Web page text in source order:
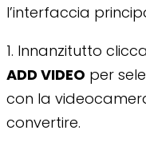
l’interfaccia
1. Innanzitutto
ADD VIDEO per
con la
convertire.